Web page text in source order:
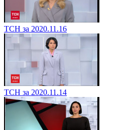
ТСН за 2020.11.16
ТСН за 2020.11.14